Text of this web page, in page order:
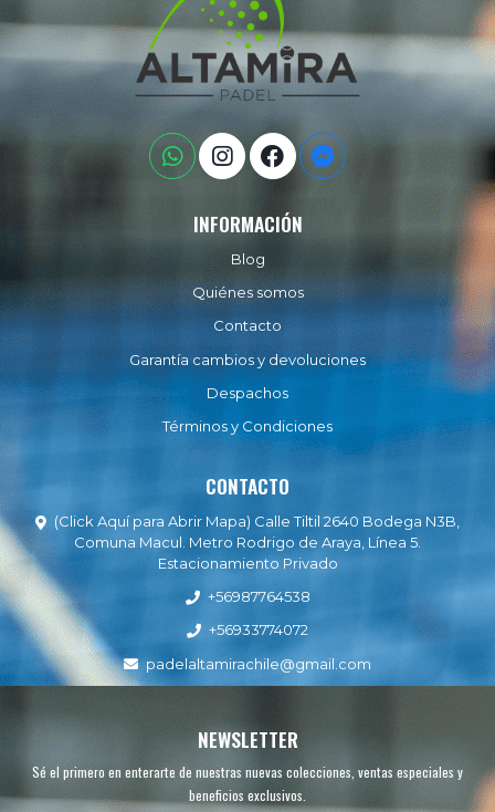
INFORMACIÓN
Blog
Quiénes somos
Contacto
Garantía cambios y devoluciones
Despachos
Términos y Condiciones
CONTACTO
(Click Aquí para Abrir Mapa) Calle Tiltil 2640 Bodega N3B,
Comuna Macul. Metro Rodrigo de Araya, Línea 5.
Estacionamiento Privado
+56987764538
+56933774072
padelaltamirachile@gmail.com
NEWSLETTER
Sé el primero en enterarte de nuestras nuevas colecciones, ventas especiales y
beneficios exclusivos.